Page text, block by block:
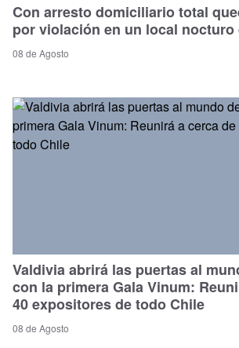
Con arresto domiciliario total
por violación en un local nocturo
08 de Agosto
Valdivia abrirá las puertas al
con la primera Gala Vinum:
40 expositores de todo Chile
08 de Agosto